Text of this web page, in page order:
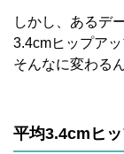
しかし、あるデ
3.4cmヒップア
そんなに変わる
平均3.4cmヒ